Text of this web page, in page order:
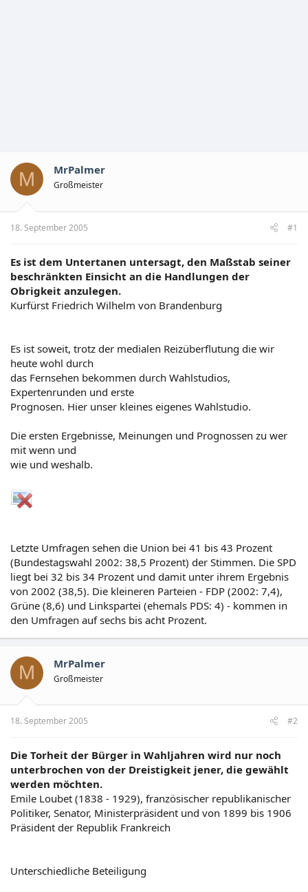
M MrPalmer
Großmeister
18. September 2005 #1
Es ist dem Untertanen untersagt, den Maßstab seiner
beschränkten Einsicht an die Handlungen der
Obrigkeit anzulegen.
Kurfürst Friedrich Wilhelm von Brandenburg
Es ist soweit, trotz der medialen Reizüberflutung die wir
heute wohl durch
das Fernsehen bekommen durch Wahlstudios,
Expertenrunden und erste
Prognosen. Hier unser kleines eigenes Wahlstudio.
Die ersten Ergebnisse, Meinungen und Prognossen zu wer
mit wenn und
wie und weshalb.
Letzte Umfragen sehen die Union bei 41 bis 43 Prozent
(Bundestagswahl 2002: 38,5 Prozent) der Stimmen. Die SPD
liegt bei 32 bis 34 Prozent und damit unter ihrem Ergebnis
von 2002 (38,5). Die kleineren Parteien - FDP (2002: 7,4),
Grüne (8,6) und Linkspartei (ehemals PDS: 4) - kommen in
den Umfragen auf sechs bis acht Prozent.
M MrPalmer
Großmeister
18. September 2005 #2
Die Torheit der Bürger in Wahljahren wird nur noch
unterbrochen von der Dreistigkeit jener, die gewählt
werden möchten.
Emile Loubet (1838 - 1929), französischer republikanischer
Politiker, Senator, Ministerpräsident und von 1899 bis 1906
Präsident der Republik Frankreich
Unterschiedliche Beteiligung